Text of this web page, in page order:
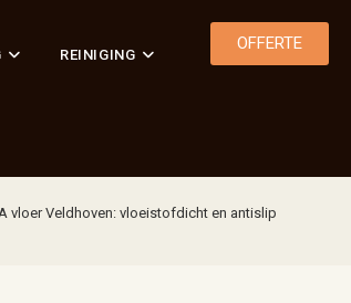
REINIGING
OFFERTE
vloer Veldhoven: vloeistofdicht en antislip